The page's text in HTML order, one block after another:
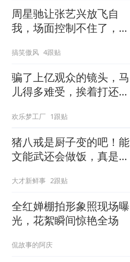
周星驰让张艺兴放飞自
我，场面控制不住了，网
搞笑傲风 4跟贴
骗了上亿观众的镜头，马
儿得多难受，挨着打还不
欢乐梦工厂 1跟贴
猪八戒是厨子变的吧！能
文能武还会做饭，真是个
大才新鲜事 2跟贴
全红婵棚拍形象照现场曝
光，花絮瞬间惊艳全场
侃故事的阿庆